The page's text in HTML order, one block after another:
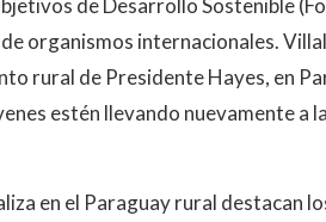
de Desarrollo Sostenible
organismos internacionales.
rural de Presidente Hayes, en
estén llevando nuevamente a
en el Paraguay rural destacan